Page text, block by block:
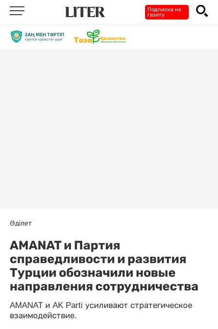
Подписка на
газету
Әділет
AMANAT и Партия
справедливости и развития
Турции обозначили новые
направления сотрудничества
AMANAT и AK Parti усиливают стратегическое
взаимодействие.